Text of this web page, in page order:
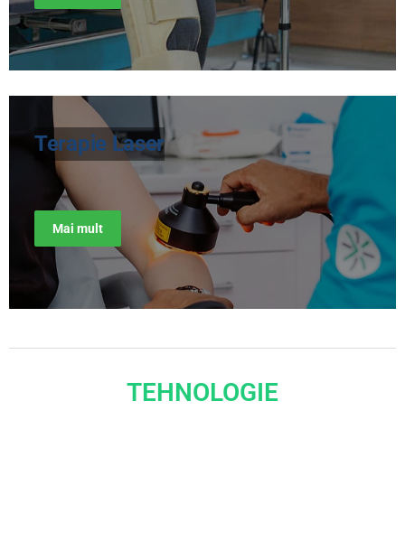
Terapie Laser
Mai mult
TEHNOLOGIE